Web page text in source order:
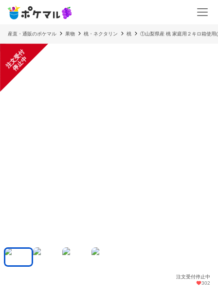
産直・通販のポケマル 果物 桃・ネクタリン 桃 ①山梨県産 桃 家庭用２キロ箱使用
注
文
受
付
停
止
中
注文受付停止中
302